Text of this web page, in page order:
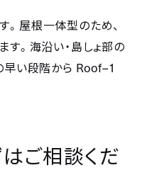
。屋根一体型のため、
。海沿い・島しょ部の
早い段階から Roof–1
ご相談くだ